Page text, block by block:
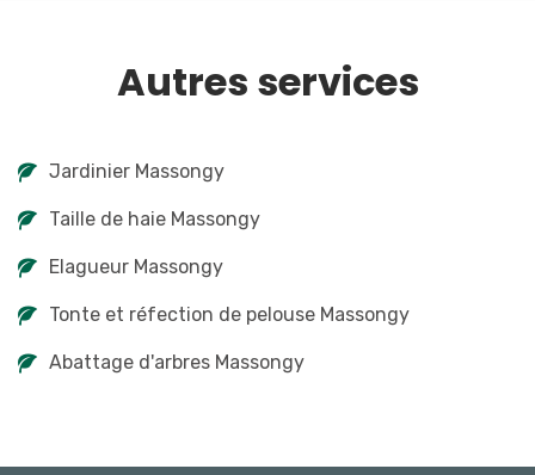
Autres services
Jardinier Massongy
Taille de haie Massongy
Elagueur Massongy
Tonte et réfection de pelouse Massongy
Abattage d'arbres Massongy